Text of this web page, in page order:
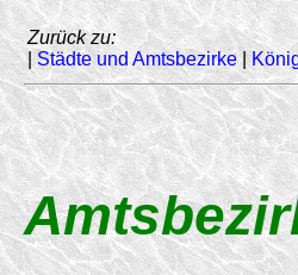
Zurück zu:
| Städte und Amtsbezirke|